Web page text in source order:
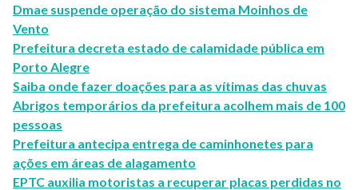
Dmae suspende operação do sistema Moinhos de
Vento
Prefeitura decreta estado de calamidade pública em
Porto Alegre
Saiba onde fazer doações para as vítimas das chuvas
Abrigos temporários da prefeitura acolhem mais de 100
pessoas
Prefeitura antecipa entrega de caminhonetes para
ações em áreas de alagamento
EPTC auxilia motoristas a recuperar placas perdidas no